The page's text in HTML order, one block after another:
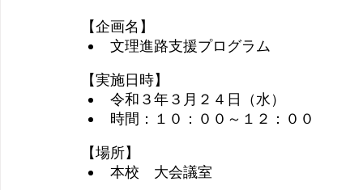
【企画名】
文理進路支援プログラム
【実施日時】
令和３年３月２４日（水）
時間：１０：００～１２：００
【場所】
本校　大会議室